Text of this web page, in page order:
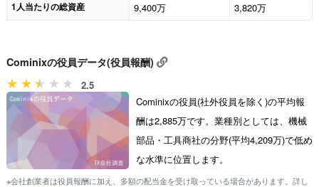
1人当たりの総資産 9,400万 3,820万
Cominixの役員データ(役員報酬)
2.5
Cominixの役員(社外役員を除く)の平均報
酬は2,885万です。業種別としては、機械
部品・工具商社の分野(平均4,209万)で低め
な水準に位置します。
※会社創業者は役員報酬に加え、多額の配当金を受け取っている場合があります。詳し